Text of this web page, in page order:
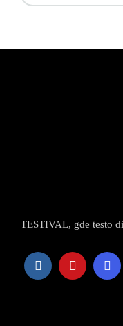
TESTIVAL, gde testo